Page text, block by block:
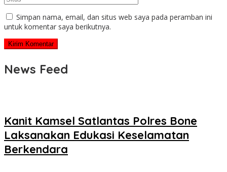
Simpan nama, email, dan situs web saya pada peramban ini
untuk komentar saya berikutnya.
News Feed
Kanit Kamsel Satlantas Polres Bone
Laksanakan Edukasi Keselamatan
Berkendara